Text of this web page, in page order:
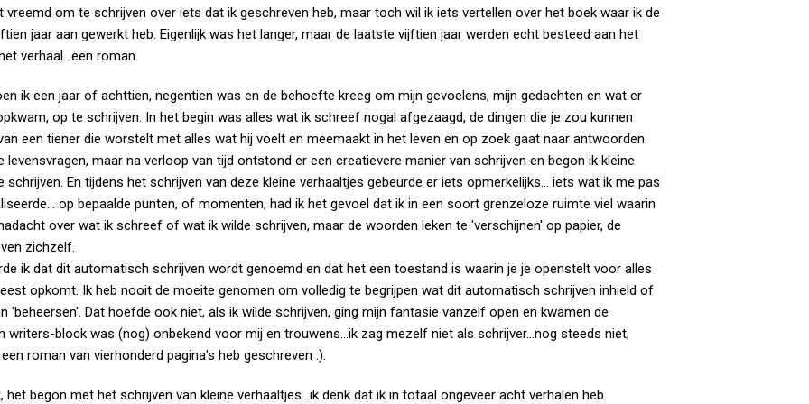
vreemd om te schrijven over iets dat ik geschreven heb, maar toch wil ik iets vertellen over het boek waar ik de
jaar aan gewerkt heb. Eigenlijk was het langer, maar de laatste vijftien jaar werden echt besteed aan het
verhaal...een roman.
ik een jaar of achttien, negentien was en de behoefte kreeg om mijn gevoelens, mijn gedachten en wat er
op te schrijven. In het begin was alles wat ik schreef nogal afgezaagd, de dingen die je zou kunnen
een tiener die worstelt met alles wat hij voelt en meemaakt in het leven en op zoek gaat naar antwoorden
levensvragen, maar na verloop van tijd ontstond er een creatievere manier van schrijven en begon ik kleine
schrijven. En tijdens het schrijven van deze kleine verhaaltjes gebeurde er iets opmerkelijks... iets wat ik me pas
op bepaalde punten, of momenten, had ik het gevoel dat ik in een soort grenzeloze ruimte viel waarin
over wat ik schreef of wat ik wilde schrijven, maar de woorden leken te 'verschijnen' op papier, de
zichzelf.
ik dat dit automatisch schrijven wordt genoemd en dat het een toestand is waarin je je openstelt voor alles
opkomt. Ik heb nooit de moeite genomen om volledig te begrijpen wat dit automatisch schrijven inhield of
'beheersen'. Dat hoefde ook niet, als ik wilde schrijven, ging mijn fantasie vanzelf open en kwamen de
writers-block was (nog) onbekend voor mij en trouwens...ik zag mezelf niet als schrijver...nog steeds niet,
roman van vierhonderd pagina's heb geschreven :).
het begon met het schrijven van kleine verhaaltjes...ik denk dat ik in totaal ongeveer acht verhalen heb